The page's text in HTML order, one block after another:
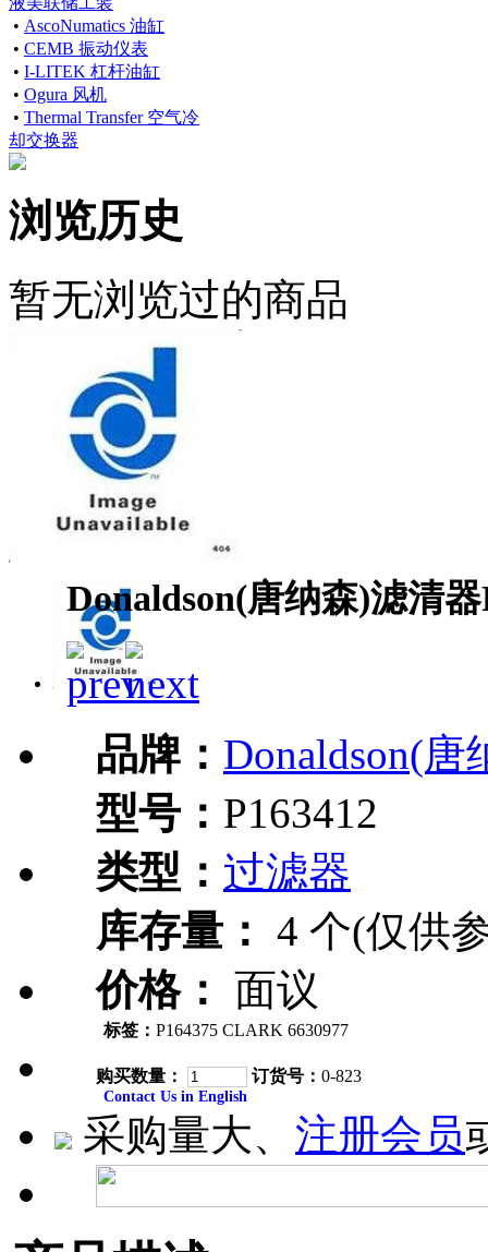
• AscoNumatics 油缸
• CEMB 振动仪表
• I-LITEK 杠杆油缸
• Ogura 风机
• Thermal Transfer 空气冷
却交换器
浏览历史
暂无浏览过的商品
Donaldson(唐纳森)滤清器
品牌： Donaldson(唐
型号： P163412
类型： 过滤器
库存量： 4 个(仅供
价格： 面议
标签： P164375 CLARK 6630977
购买数量： 订货号： 0-823
Contact Us in English
采购量大、 注册会员